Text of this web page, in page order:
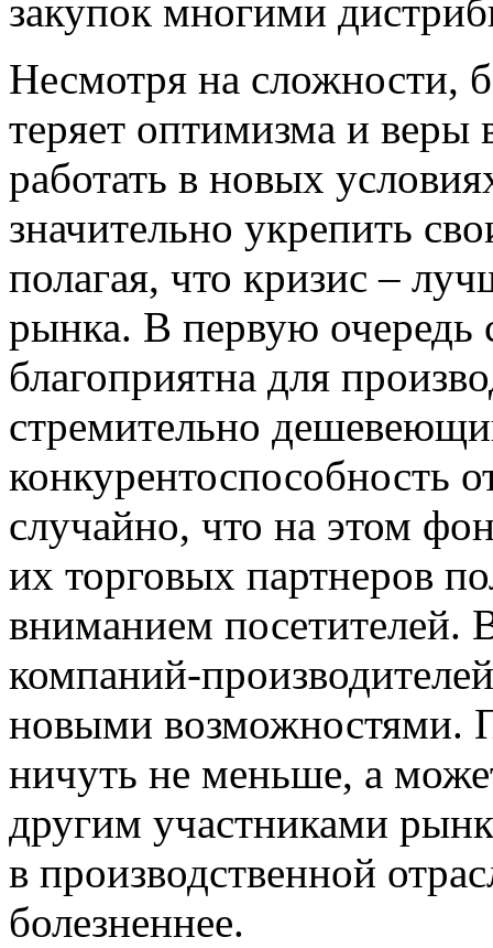
закупок многими
Несмотря на сложности,
теряет оптимизма и
работать в новых
значительно укрепить
полагая, что кризис –
рынка. В первую очередь
благоприятна для
стремительно
конкурентоспособность
случайно, что на этом
их торговых партнеров
вниманием посетителей.
компаний-
новыми возможностями.
ничуть не меньше, а
другим участниками
в производственной
болезненнее.